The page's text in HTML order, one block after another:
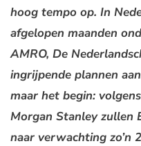
hoog tempo op. In
afgelopen maanden
AMRO, De
ingrijpende plannen
maar het begin:
Morgan Stanley zullen
naar verwachting zo’n